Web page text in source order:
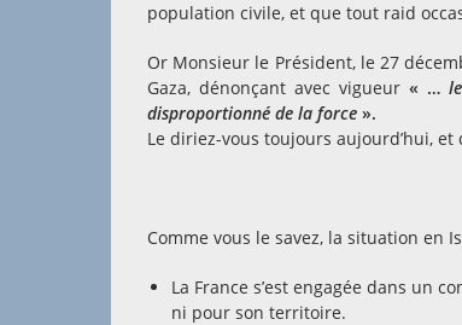
population civile, et que tout raid
Or Monsieur le Président, le 27
Gaza, dénonçant avec vigueur « …
disproportionné de la force ».
Le diriez-vous toujours aujourd’hui, et
Comme vous le savez, la situation en
La France s’est engagée dans un
ni pour son territoire.